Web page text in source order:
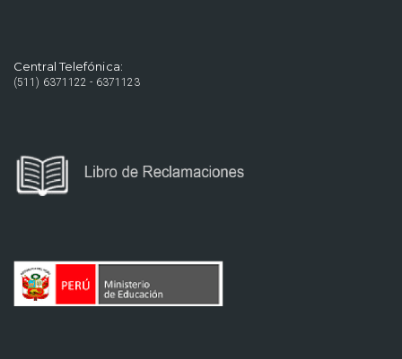
Central Telefónica:
(511) 6371122 - 6371123